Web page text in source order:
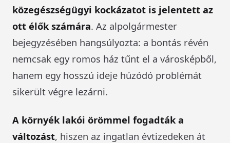
közegészségügyi kockázatot is jelentett az
ott élők számára. Az alpolgármester
bejegyzésében hangsúlyozta: a bontás révén
nemcsak egy romos ház tűnt el a városképből,
hanem egy hosszú ideje húzódó problémát
sikerült végre lezárni.
A környék lakói örömmel fogadták a
változást, hiszen az ingatlan évtizedeken át